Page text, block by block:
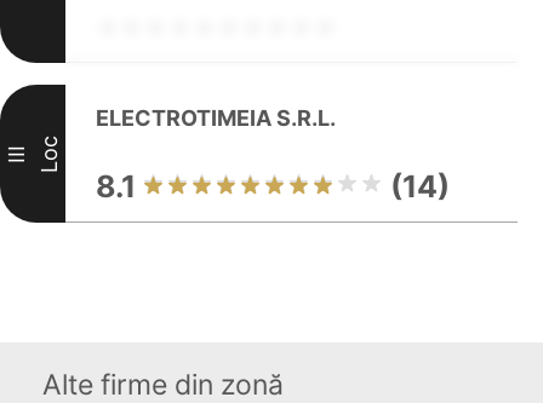
III Loc
ELECTROTIMEIA S.R.L.
8.1 (14)
Alte firme din zonă